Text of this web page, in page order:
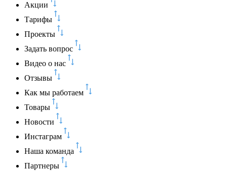
Акции
Тарифы
Проекты
Задать вопрос
Видео о нас
Отзывы
Как мы работаем
Товары
Новости
Инстаграм
Наша команда
Партнеры